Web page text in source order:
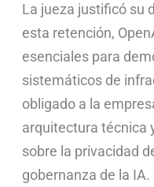
La jueza justificó su
esta retención,
esenciales para
sistemáticos de
obligado a la
arquitectura técnica
sobre la privacidad
gobernanza de la IA.